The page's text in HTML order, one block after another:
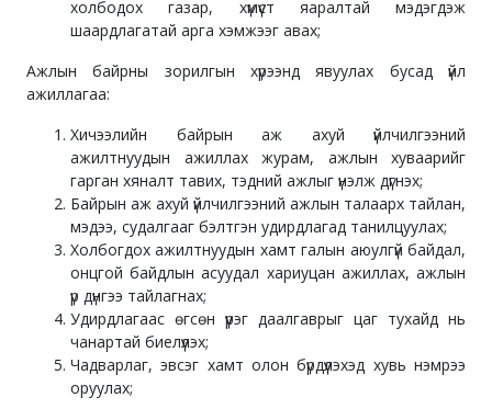
холбодох газар, хүмүүст яаралтай мэдэгдэж
шаардлагатай арга хэмжээг авах;
Ажлын байрны зорилгын хүрээнд явуулах бусад үйл
ажиллагаа:
Хичээлийн байрын аж ахуй үйлчилгээний
ажилтнуудын ажиллах журам, ажлын хуваарийг
гарган хяналт тавих, тэдний ажлыг үнэлж дүгнэх;
Байрын аж ахуй үйлчилгээний ажлын талаарх тайлан,
мэдээ, судалгааг бэлтгэн удирдлагад танилцуулах;
Холбогдох ажилтнуудын хамт галын аюулгүй байдал,
онцгой байдлын асуудал хариуцан ажиллах, ажлын
үр дүнгээ тайлагнах;
Удирдлагаас өгсөн үүрэг даалгаврыг цаг тухайд нь
чанартай биелүүлэх;
Чадварлаг, эвсэг хамт олон бүрдүүлэхэд хувь нэмрээ
оруулах;